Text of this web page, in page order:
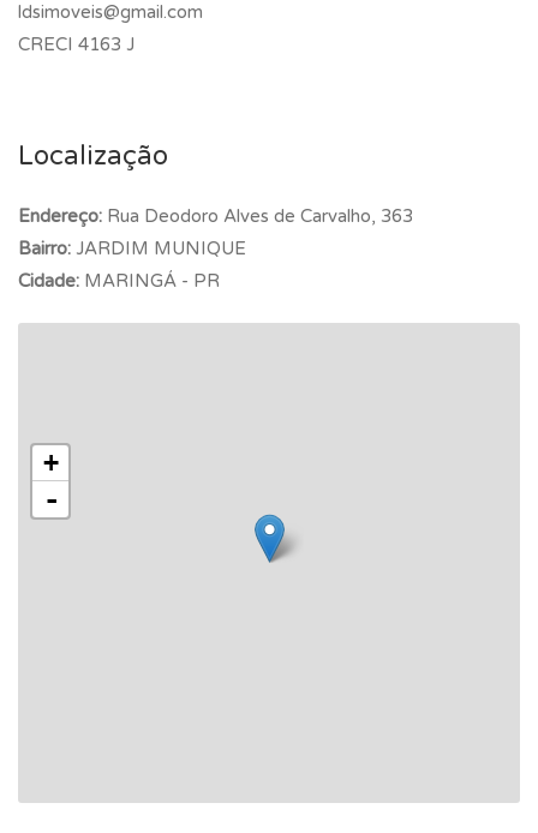
ldsimoveis@gmail.com
CRECI 4163 J
Localização
Endereço: Rua Deodoro Alves de Carvalho, 363
Bairro: JARDIM MUNIQUE
Cidade: MARINGÁ - PR
+
-